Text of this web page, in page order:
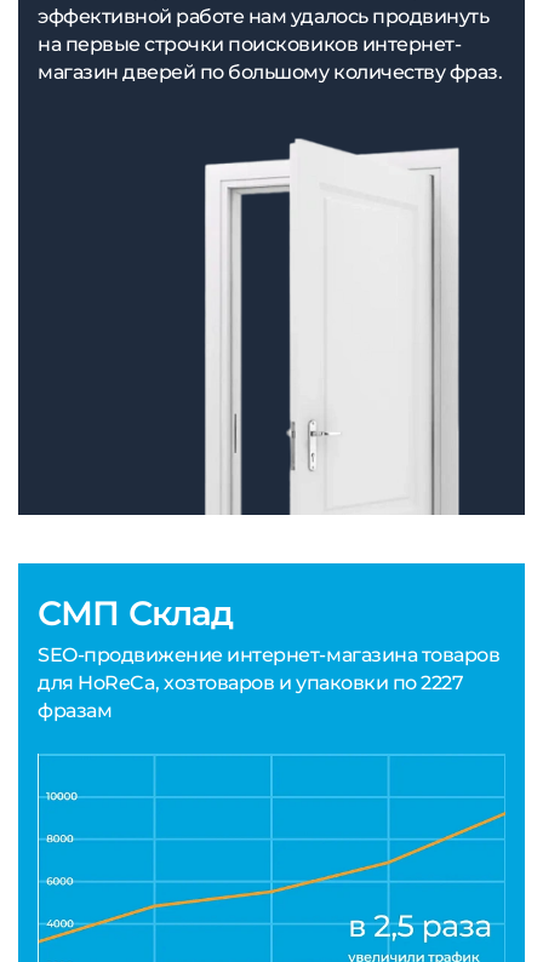
СМП Склад
SEO-продвижение интернет-магазина товаров
для HoReCa, хозтоваров и упаковки по 2227
фразам
эффективной работе нам удалось продвинуть
на первые строчки поисковиков интернет-
магазин дверей по большому количеству фраз.